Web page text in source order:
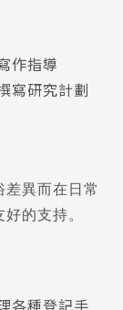
作指導
寫研究計劃
異而在日常
的支持。
各種登記手